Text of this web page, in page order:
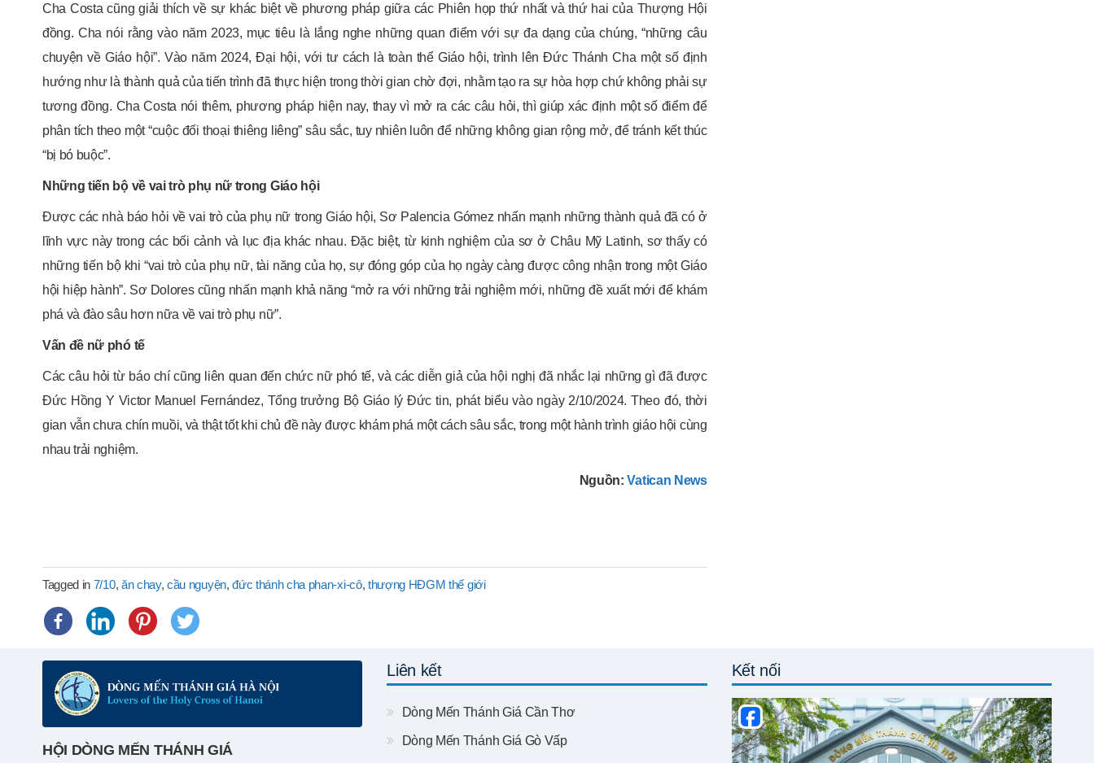
Cha Costa cũng giải thích về sự khác biệt về phương pháp giữa các Phiên họp thứ nhất và thứ hai của Thượng Hội
đồng. Cha nói rằng vào năm 2023, mục tiêu là lắng nghe những quan điểm với sự đa dạng của chúng, “những câu
chuyện về Giáo hội”. Vào năm 2024, Đại hội, với tư cách là toàn thể Giáo hội, trình lên Đức Thánh Cha một số định
hướng như là thành quả của tiến trình đã thực hiện trong thời gian chờ đợi, nhằm tạo ra sự hòa hợp chứ không phải sự
tương đồng. Cha Costa nói thêm, phương pháp hiện nay, thay vì mở ra các câu hỏi, thì giúp xác định một số điểm để
phân tích theo một “cuộc đối thoại thiêng liêng” sâu sắc, tuy nhiên luôn để những không gian rộng mở, để tránh kết thúc
“bị bó buộc”.
Những tiến bộ về vai trò phụ nữ trong Giáo hội
Được các nhà báo hỏi về vai trò của phụ nữ trong Giáo hội, Sơ Palencia Gómez nhấn mạnh những thành quả đã có ở
lĩnh vực này trong các bối cảnh và lục địa khác nhau. Đặc biệt, từ kinh nghiệm của sơ ở Châu Mỹ Latinh, sơ thấy có
những tiến bộ khi “vai trò của phụ nữ, tài năng của họ, sự đóng góp của họ ngày càng được công nhận trong một Giáo
hội hiệp hành”. Sơ Dolores cũng nhấn mạnh khả năng “mở ra với những trải nghiệm mới, những đề xuất mới để khám
phá và đào sâu hơn nữa về vai trò phụ nữ”.
Vấn đề nữ phó tế
Các câu hỏi từ báo chí cũng liên quan đến chức nữ phó tế, và các diễn giả của hội nghị đã nhắc lại những gì đã được
Đức Hồng Y Victor Manuel Fernández, Tổng trưởng Bộ Giáo lý Đức tin, phát biểu vào ngày 2/10/2024. Theo đó, thời
gian vẫn chưa chín muồi, và thật tốt khi chủ đề này được khám phá một cách sâu sắc, trong một hành trình giáo hội cùng
nhau trải nghiệm.
Nguồn:Vatican News
Tagged in 7/10, ăn chay,cầu nguyện,đức thánh cha phan-xi-cô, thượng HĐGM thế giới
HỘI DÒNG MẾN THÁNH GIÁ
Liên kết
Dòng Mến Thánh Giá Cần Thơ
Dòng Mến Thánh Giá Gò Vấp
Kết nối